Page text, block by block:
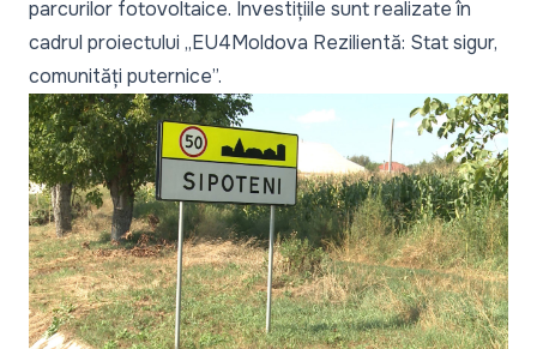
parcurilor fotovoltaice. Investițiile sunt realizate în
cadrul proiectului „EU4Moldova Rezilientă: Stat sigur,
comunități puternice”.